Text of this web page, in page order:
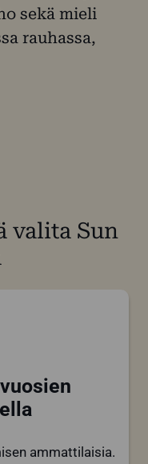
sekä mieli
rauhassa,
valita Sun
ammattilaisia.